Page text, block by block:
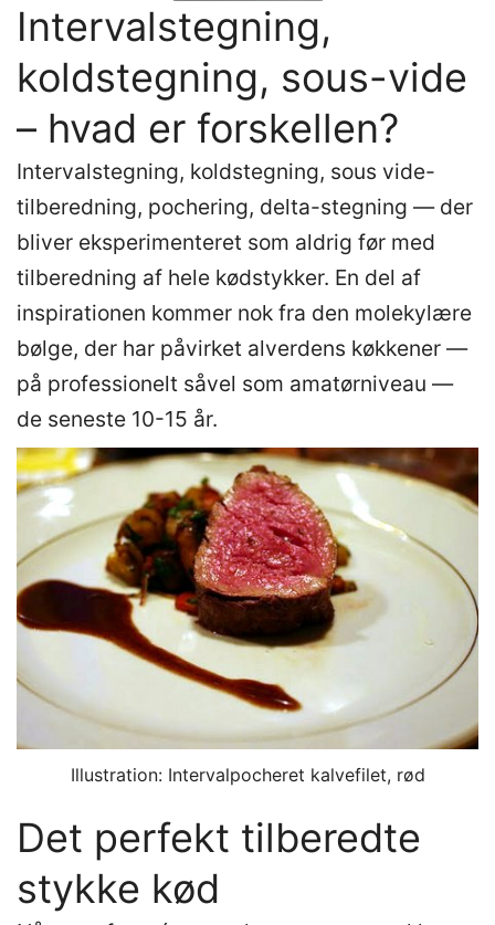
Intervalstegning,
koldstegning, sous-vide
– hvad er forskellen?
Intervalstegning, koldstegning, sous vide-
tilberedning, pochering, delta-stegning — der
bliver eksperimenteret som aldrig før med
tilberedning af hele kødstykker. En del af
inspirationen kommer nok fra den molekylære
bølge, der har påvirket alverdens køkkener —
på professionelt såvel som amatørniveau —
de seneste 10-15 år.
Illustration: Intervalpocheret kalvefilet, rød
Det perfekt tilberedte
stykke kød